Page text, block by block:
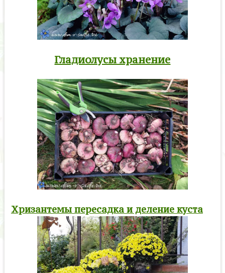
Гладиолусы хранение
Хризантемы пересадка и деление куста